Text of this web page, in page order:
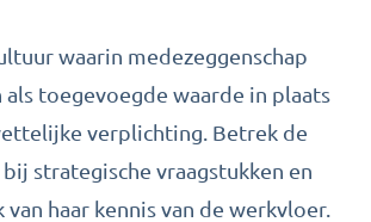
waarin medezeggenschap
toegevoegde waarde in plaats
verplichting. Betrek de
strategische vraagstukken en
van haar kennis van de werkvloer.